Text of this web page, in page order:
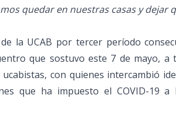
quedar en nuestras casas y dejar
la UCAB por tercer período
que sostuvo este 7 de mayo, a
con quienes intercambió
que ha impuesto el COVID-19 a